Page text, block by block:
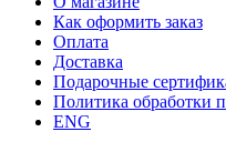
Как оформить заказ
Оплата
Доставка
Подарочные
Политика обработки
ENG